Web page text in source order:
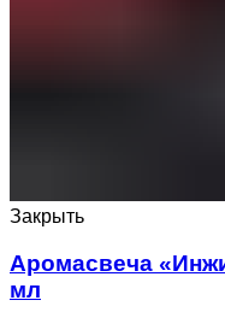
Закрыть
Аромасвеча
мл